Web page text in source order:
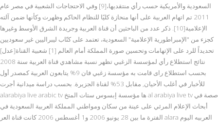
السعودية والأمريكية حسب رأي منتقديها،[9] وفي الاحتجاجات الشعبية في مصر عام
2011 تم اتهام العربية على أنها منحازة كليًا للنظام الحاكم وظهرت وكأنها ضمن آلته
الإعلامية[10]. ذكر عدد من الباحثين أن قناة العربية وجريدة الشرق الأوسط وغيرها
كجزء من "الإمبراطورية الإعلامية" السعودية، تعتمد على كتّاب ليبراليين غير سعوديين
تحديداً للرد على الإتهامات وتحسين صورة المملكة أمام العالم [1] شعبية القناة[عدل]
نتائج استطلاع رأي لمؤسسة الزغبي تظهر نسبة مشاهدي قناة العربية سنة 2008
بحسب استطلاع راى قامت به مؤسسة زغبي فان 9% يتابعون العربية كمصدر أول
للأخبار في أغلب الأحيان, مقابل 53% لقناة الجزيرة. بحسب دراسة ميدانية أجرت
alarabiya live arabic tv ها مؤسسة إبسوس ستات المتخ al arabiya live tv صصة في
أبحاث الإعلام المرئي على عينة من سكان ومواطني المملكة العربية السعودية في
الفترة ما بين 28 يونيو 2006 و1 أغسطس 2006 كانت قناة العر alara العربيه اليوم